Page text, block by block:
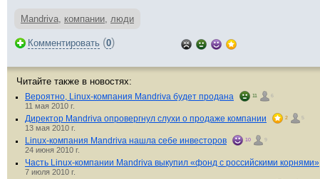
Mandriva, компании, люди
Комментировать (0)
Читайте также в новостях:
Вероятно, Linux-компания Mandriva будет продана 11 6
11 мая 2010 г.
Директор Mandriva опровергнул слухи о продаже компании 2 5
13 мая 2010 г.
Linux-компания Mandriva нашла себе инвесторов 10 9
24 июня 2010 г.
Часть Linux-компании Mandriva выкупил «фонд с российскими корнями»
7 июля 2010 г.